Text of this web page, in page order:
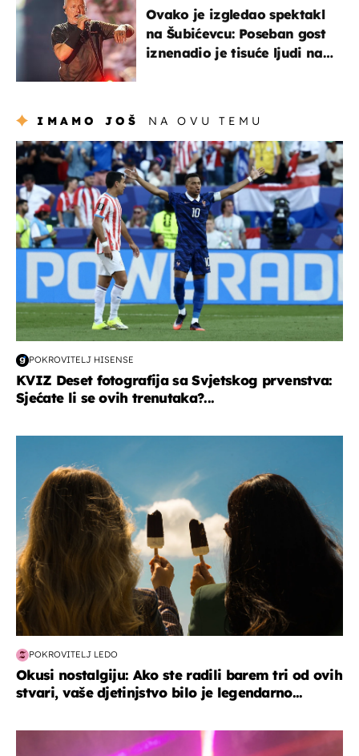
Ovako je izgledao spektakl
na Šubićevcu: Poseban gost
iznenadio je tisuće ljudi na
IMAMO JOŠ NA OVU TEMU
svjetsko prvenstvo 2026
POKROVITELJ HISENSE
KVIZ Deset fotografija sa Svjetskog prvenstva:
Sjećate li se ovih trenutaka?...
POKROVITELJ LEDO
Okusi nostalgiju: Ako ste radili barem tri od ovih
stvari, vaše djetinjstvo bilo je legendarno...